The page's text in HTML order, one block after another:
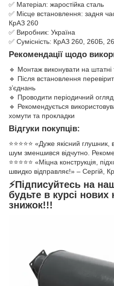
✅ Матеріал: жаростійка сталь
✅ Місце встановлення: задня
КрАЗ 260
✅ Виробник: Україна
✅ Сумісність: КрАЗ 260, 260Б,
Рекомендації щодо
🔹 Монтаж виконувати на штатні
🔹 Після встановлення
з’єднань
🔹 Проводити періодичний
🔹 Рекомендується
хомути та прокладки
Відгуки покупців:
⭐️⭐️⭐️⭐️⭐️ «Дуже якісний
шум зменшився відчутно.
⭐️⭐️⭐️⭐️⭐️ «Міцна конструкція,
швидко відправляє!» – Сергій,
⚡Підписуйтесь на
будьте в курсі
знижок!!!